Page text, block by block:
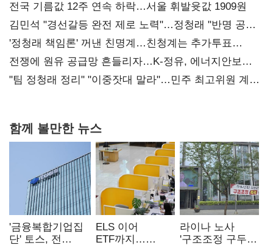
전국 기름값 12주 연속 하락…서울 휘발윳값 1909원
김민석 "경선갈등 완전 제로 노력"…정청래 "반명 공세
사과부터"
'정청래 책임론' 꺼낸 친명계…친청계는 추가투표
때리기
전쟁에 원유 공급망 흔들리자…K-정유, 에너지안보
핵심으로 재부상
"팀 정청래 정리" "이중잣대 말라"…민주 최고위원 계파
함께 볼만한 뉴스
'금융복합기업집
단' 토스, 전
ELS 이어
ETF까지…
라이나 노사
'구조조정 구두